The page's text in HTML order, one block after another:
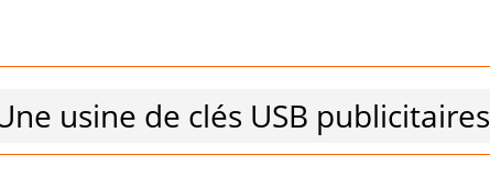
usine de clés USB publicitaires